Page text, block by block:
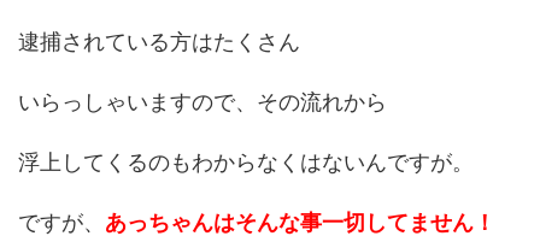
逮捕されている方はたくさん
いらっしゃいますので、その流れから
浮上してくるのもわからなくはないんですが。
ですが、 あっちゃんはそんな事一切してません！